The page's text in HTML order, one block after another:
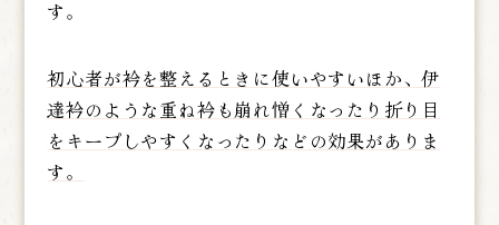
す。
初心者が衿を整えるときに使いやすいほか、伊
達衿のような重ね衿も崩れ憎くなったり折り目
をキープしやすくなったりなどの効果がありま
す。